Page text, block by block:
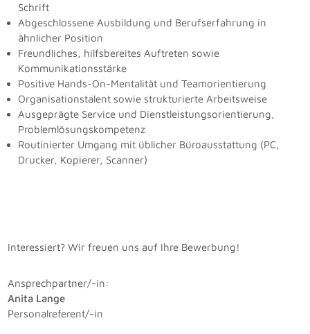
Schrift
Abgeschlossene Ausbildung und Berufserfahrung in
ähnlicher Position
Freundliches, hilfsbereites Auftreten sowie
Kommunikationsstärke
Positive Hands-On-Mentalität und Teamorientierung
Organisationstalent sowie strukturierte Arbeitsweise
Ausgeprägte Service und Dienstleistungsorientierung,
Problemlösungskompetenz
Routinierter Umgang mit üblicher Büroausstattung (PC,
Drucker, Kopierer, Scanner)
Interessiert? Wir freuen uns auf Ihre Bewerbung!
Ansprechpartner/-in:
Anita Lange
Personalreferent/-in